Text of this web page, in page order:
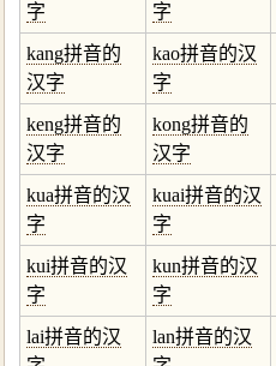
字
字
kang拼音的
汉字
kao拼音的汉
字
keng拼音的
汉字
kong拼音的
汉字
kua拼音的汉
字
kuai拼音的汉
字
kui拼音的汉
字
kun拼音的汉
字
lai拼音的汉
lan拼音的汉